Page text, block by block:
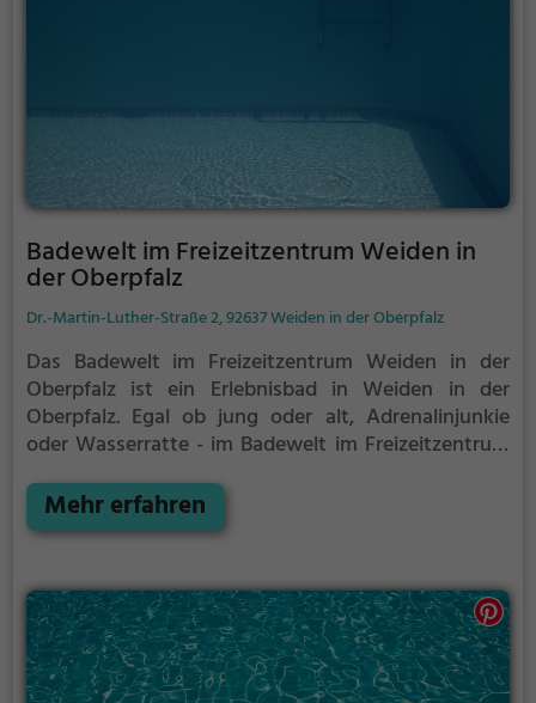
Badewelt im Freizeitzentrum Weiden in
der Oberpfalz
Dr.-Martin-Luther-Straße 2, 92637 Weiden in der Oberpfalz
Das Badewelt im Freizeitzentrum Weiden in der
Oberpfalz ist ein Erlebnisbad in Weiden in der
Oberpfalz. Egal ob jung oder alt, Adrenalinjunkie
oder Wasserratte - im Badewelt im Freizeitzentrum
Kosten. Für einen Familienausflug, einen
Kindergeburtstag oder einfach mit Freunden ist das
Oberpfalz genau die richtige Adresse.
Mehr erfahren